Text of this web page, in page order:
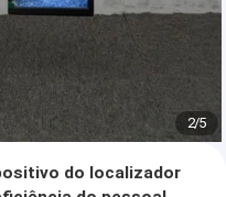
2/5
do localizador